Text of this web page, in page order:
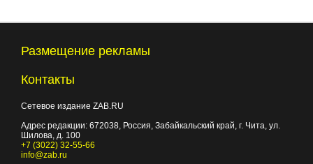
Размещение рекламы
Контакты
Сетевое издание ZAB.RU
Адрес редакции: 672038, Россия, Забайкальский край, г. Чита, ул.
Шилова, д. 100
+7 (3022) 32-55-66
info@zab.ru